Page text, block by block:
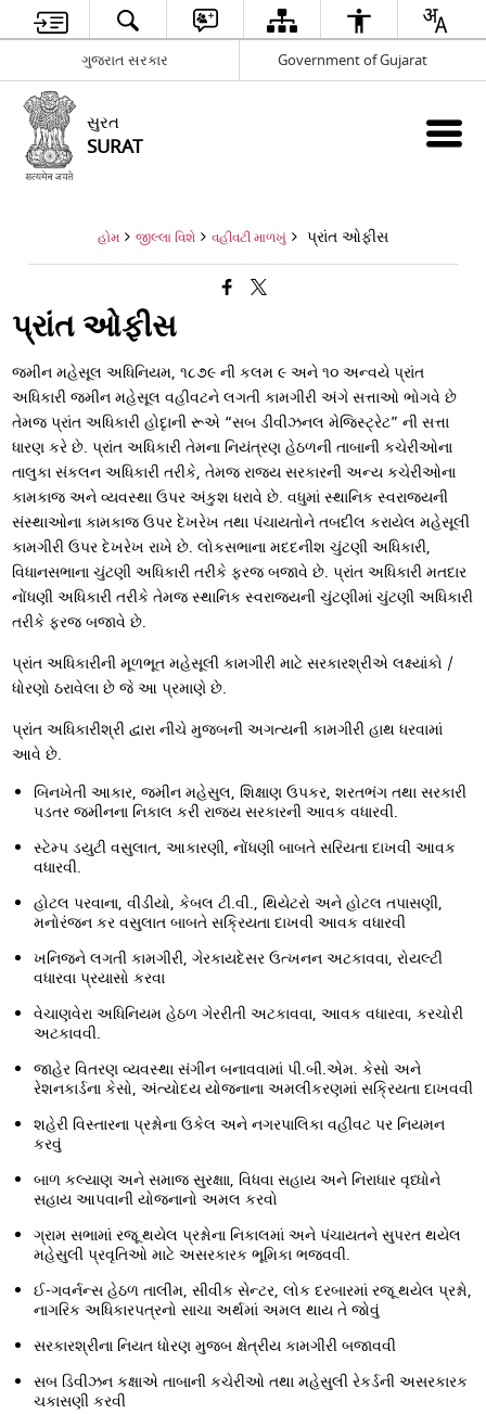
ગુજરાત સરકાર Government of Gujarat
સુરત
SURAT
હોમ જીલ્લા વિશે વહીવટી માળખું પ્રાંત ઓફીસ
પ્રાંત ઓફીસ
જમીન મહેસૂલ અધિનિયમ, ૧૮૭૯ ની કલમ ૯ અને ૧૦ અન્વયે પ્રાંત
અધિકારી જમીન મહેસૂલ વહીવટને લગતી કામગીરી અંગે સત્તાઓ ભોગવે છે
તેમજ પ્રાંત અધિકારી હોદૃાની રૂએ “સબ ડીવીઝનલ મેજિસ્ટ્રેટ” ની સત્તા
ધારણ કરે છે. પ્રાંત અધિકારી તેમના નિયંત્રણ હેઠળની તાબાની કચેરીઓના
તાલુકા સંકલન અધિકારી તરીકે, તેમજ રાજય સરકારની અન્ય કચેરીઓના
કામકાજ અને વ્યવસ્થા ઉપર અંકુશ ધરાવે છે. વધુમાં સ્થાનિક સ્વરાજયની
સંસ્થાઓના કામકાજ ઉપર દેખરેખ તથા પંચાયતોને તબદીલ કરાયેલ મહેસૂલી
કામગીરી ઉપર દેખરેખ રાખે છે. લોકસભાના મદદનીશ ચુંટણી અધિકારી,
વિધાનસભાના ચુંટણી અધિકારી તરીકે ફરજ બજાવે છે. પ્રાંત અધિકારી મતદાર
નોંધણી અધિકારી તરીકે તેમજ સ્થાનિક સ્વરાજયની ચુંટણીમાં ચુંટણી અધિકારી
તરીકે ફરજ બજાવે છે.
પ્રાંત અધિકારીની મૂળભૂત મહેસૂલી કામગીરી માટે સરકારશ્રીએ લક્ષ્યાંકો /
ધોરણો ઠરાવેલા છે જે આ પ્રમાણે છે.
પ્રાંત અધિકારીશ્રી દ્વારા નીચે મુજબની અગત્યની કામગીરી હાથ ધરવામાં
આવે છે.
બિનખેતી આકાર, જમીન મહેસુલ, શિક્ષાણ ઉપકર, શરતભંગ તથા સરકારી
પડતર જમીનના નિકાલ કરી રાજય સરકારની આવક વધારવી.
સ્ટેમ્પ ડયુટી વસુલાત, આકારણી, નોંધણી બાબતે સરિયતા દાખવી આવક
વધારવી.
હોટલ પરવાના, વીડીયો, કેબલ ટી.વી., થિયેટરો અને હોટલ તપાસણી,
મનોરંજન કર વસુલાત બાબતે સક્રિયતા દાખવી આવક વધારવી
ખનિજને લગતી કામગીરી, ગેરકાયદેસર ઉત્ખનન અટકાવવા, રોયલ્ટી
વધારવા પ્રયાસો કરવા
વેચાણવેરા અધિનિયમ હેઠળ ગેરરીતી અટકાવવા, આવક વધારવા, કરચોરી
અટકાવવી.
જાહેર વિતરણ વ્યવસ્થા સંગીન બનાવવામાં પી.બી.એમ. કેસો અને
રેશનકાર્ડના કેસો, અંત્યોદય યોજનાના અમલીકરણમાં સક્રિયતા દાખવવી
શહેરી વિસ્તારના પ્રશ્નોના ઉકેલ અને નગરપાલિકા વહીવટ પર નિયમન
કરવું
બાળ કલ્યાણ અને સમાજ સુરક્ષાા, વિધવા સહાય અને નિરાધાર વૃધ્ધોને
સહાય આપવાની યોજનાનો અમલ કરવો
ગ્રામ સભામાં રજૂ થયેલ પ્રશ્નોના નિકાલમાં અને પંચાયતને સુપરત થયેલ
મહેસુલી પ્રવૃતિઓ માટે અસરકારક ભૂમિકા ભજવવી.
ઈ-ગવર્નન્સ હેઠળ તાલીમ, સીવીક સેન્ટર, લોક દરબારમાં રજૂ થયેલ પ્રશ્નો,
નાગરિક અધિકારપત્રનો સાચા અર્થમાં અમલ થાય તે જોવું
સરકારશ્રીના નિયત ધોરણ મુજબ ક્ષેત્રીય કામગીરી બજાવવી
સબ ડિવીઝન કક્ષાએ તાબાની કચેરીઓ તથા મહેસુલી રેકર્ડની અસરકારક
ચકાસણી કરવી